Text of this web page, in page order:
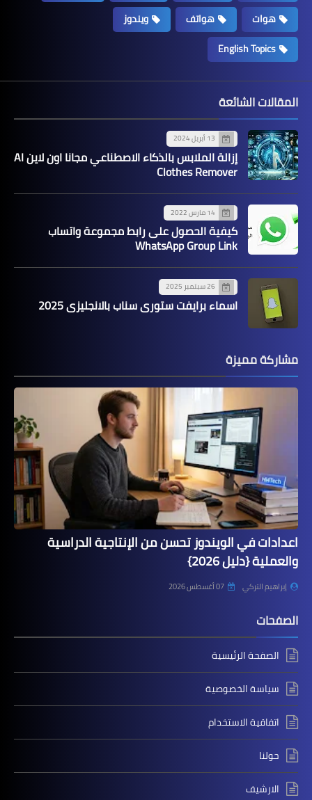
هوات
هواتف
ويندوز
English Topics
المقالات الشائعة
13 أبريل 2024
إزالة الملابس بالذكاء الاصطناعي مجانا اون لاين AI
Clothes Remover
14 مارس 2022
كيفية الحصول على رابط مجموعة واتساب
WhatsApp Group Link
26 سبتمبر 2025
اسماء برايفت ستوري سناب بالانجليزي 2025
مشاركة مميزة
اعدادات في الويندوز تحسن من الإنتاجية الدراسية
والعملية {دليل 2026}
إبراهيم التركي 07 أغسطس 2026
الصفحات
الصفحة الرئيسية
سياسة الخصوصية
اتفاقية الاستخدام
حولنا
الارشيف